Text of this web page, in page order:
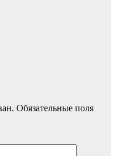
Обязательные поля